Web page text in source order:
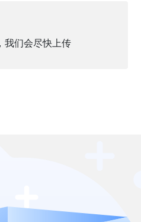
我们会尽快上传